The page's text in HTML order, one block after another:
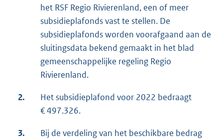
het RSF Regio Rivierenland, een of meer
subsidieplafonds vast te stellen. De
subsidieplafonds worden voorafgaand aan de
sluitingsdata bekend gemaakt in het blad
gemeenschappelijke regeling Regio
Rivierenland.
2.
Het subsidieplafond voor 2022 bedraagt
€ 497.326.
3.
Bij de verdeling van het beschikbare bedrag